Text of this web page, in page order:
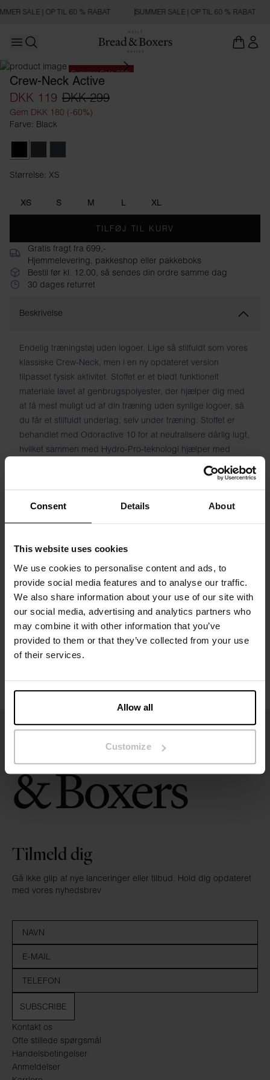
Consent Details About
This website uses cookies
We use cookies to personalise content and ads, to
provide social media features and to analyse our traffic.
We also share information about your use of our site with
our social media, advertising and analytics partners who
may combine it with other information that you’ve
provided to them or that they’ve collected from your use
of their services.
Allow all
Customize
SALE | OP TIL 60 % RABAT SUMMER SALE | OP TIL 60 % RABAT
Open main menu
Summer Sale 60%
Crew-Neck Active
DKK 119 DKK 299
Gem DKK 180 (-60%)
Farve: Black
Størrelse: XS
XS S M L XL
TILFØJ TIL KURV
Gratis fragt fra 699,-
Hjemmelevering, pakkeshop eller pakkeboks
Bestil før kl. 12.00, så sendes din ordre samme dag
30 dages returret
Beskrivelse
Endelig træningstøj uden logoer. Lige så stilfuldt som vores
klassiske Crew-Neck, men i en ny opdateret version
tilpasset fysisk aktivitet. Stoffet er et blødt funktionelt
materiale lavet af genbrugspolyester, der hjælper dig med
at få mest muligt ud af din træning uden synlige logoer, så
du får et stilfuldt underlag, selv under træning. Stoffet er
behandlet med Odoractive 10 for at neutralisere dårlig lugt,
hvilket sammen med Hydro-Pro-teknologi hjælper med
hurtigt at transportere fugt væk fra huden for en frisk
Materiale: 90% Genbrugspolyester, 10% Elastan
Specifikation
Størrelsesguide
Vaskeanvisninger
Kontakt os
Ofte stillede spørgsmål
Handelsbetingelser
Anmeldelser
Tilmeld dig
Gå ikke glip af nye lanceringer eller tilbud. Hold dig opdateret
med vores nyhedsbrev
SUBSCRIBE